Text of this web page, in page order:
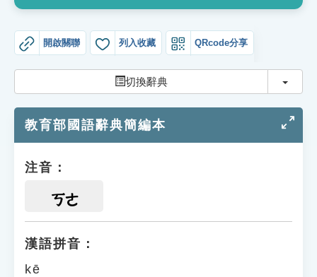
開啟關聯 列入收藏 QRcode分享
切換辭典 切換
教育部國語辭典簡編本
注音：
ㄎㄜ
漢語拼音：
kē